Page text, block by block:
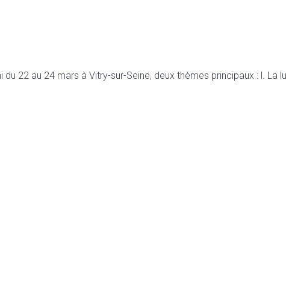
22 au 24 mars à Vitry-sur-Seine, deux thèmes principaux : l. La